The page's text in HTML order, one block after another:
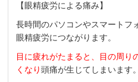
【眼精疲労による痛み】
長時間のパソコンやスマートフ
眼精疲労につながります。
目に疲れがたまると、目の周り
くなり頭痛が生じてしまいます。